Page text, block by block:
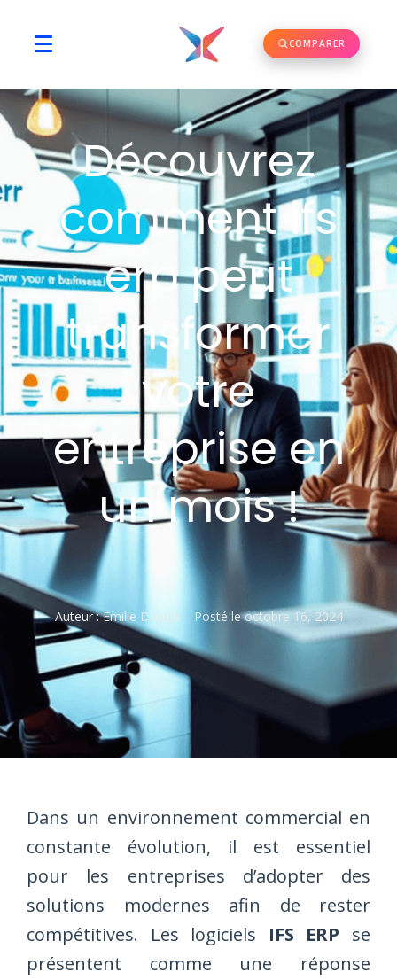
COMPARER
Découvrez
comment ifs
erp peut
transformer
votre
entreprise en
un mois !
Auteur :Emilie Dupuis Posté leoctobre 16, 2024
Dans un environnement commercial en
constante évolution, il est essentiel
pour les entreprises d’adopter des
solutions modernes afin de rester
compétitives. Les logiciels IFS ERP se
présentent comme une réponse